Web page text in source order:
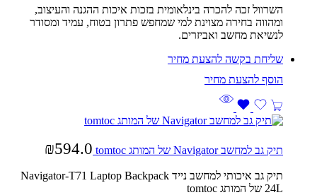
השרוול זכה להכרה בינלאומית בזכות איכות ההגנה והעיצוב,
ומהווה בחירה מצוינת למי שמחפש פתרון בטוח, עמיד ומסודר
לנשיאת מחשב ואביזרים.
שליחת בקשה להצעת מחיר
תיק גב למחשב Navigator של המותג tomtoc ₪594.0
תיק גב איכותי למחשב נייד Navigator-T71 Laptop Backpack
24L של המותג tomtoc